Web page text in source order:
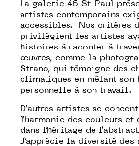
La galerie 46 St-Paul
artistes contemporains
accessibles. Nos critères
privilégient les artistes
histoires à raconter à
œuvres, comme la
Strano, qui témoigne des
climatiques en mêlant son
personnelle à son travail.
D’autres artistes se
l’harmonie des couleurs et
dans l’héritage de
J’apprécie la diversité des